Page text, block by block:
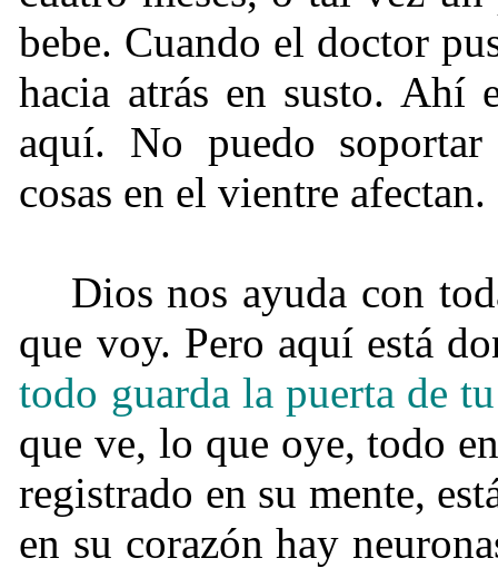
bebe. Cuando el doctor
hacia atrás en susto. Ahí
aquí. No puedo
cosas en el vientre afectan.
Dios nos ayuda con
que voy. Pero aquí está
todo guarda la puerta de
que ve, lo que oye, todo
registrado en su mente,
en su corazón hay